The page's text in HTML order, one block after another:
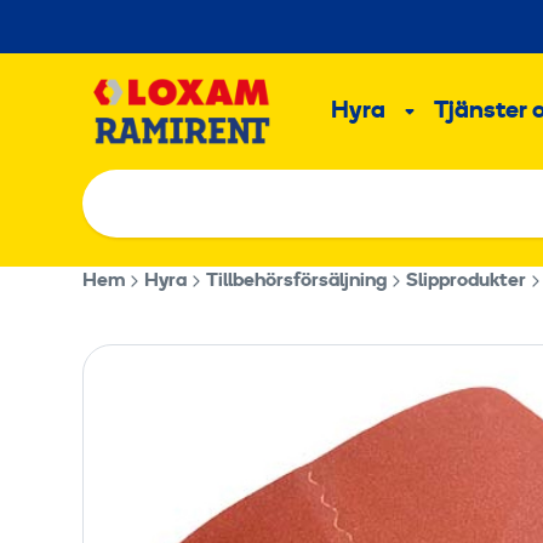
till
Hyra Undermeny
Tjänster
Hem Hyra Tillbehörsförsäljning Slipprodukter